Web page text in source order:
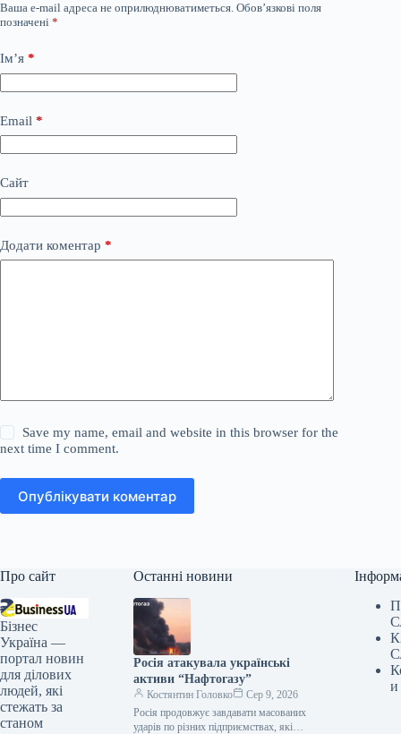
Ваша e-mail адреса не оприлюднюватиметься. Обов’язкові поля
позначені *
Ім’я *
Email *
Сайт
Додати коментар *
Save my name, email and website in this browser for the
next time I comment.
Опублікувати коментар
Про сайт
Бізнес
Україна —
портал новин
для ділових
людей, які
стежать за
станом
Останні новини
Росія атакувала українські
активи “Нафтогазу”
Костянтин Головко
Сер 9, 2026
Росія продовжує завдавати масованих
ударів по різних підприємствах, які
и